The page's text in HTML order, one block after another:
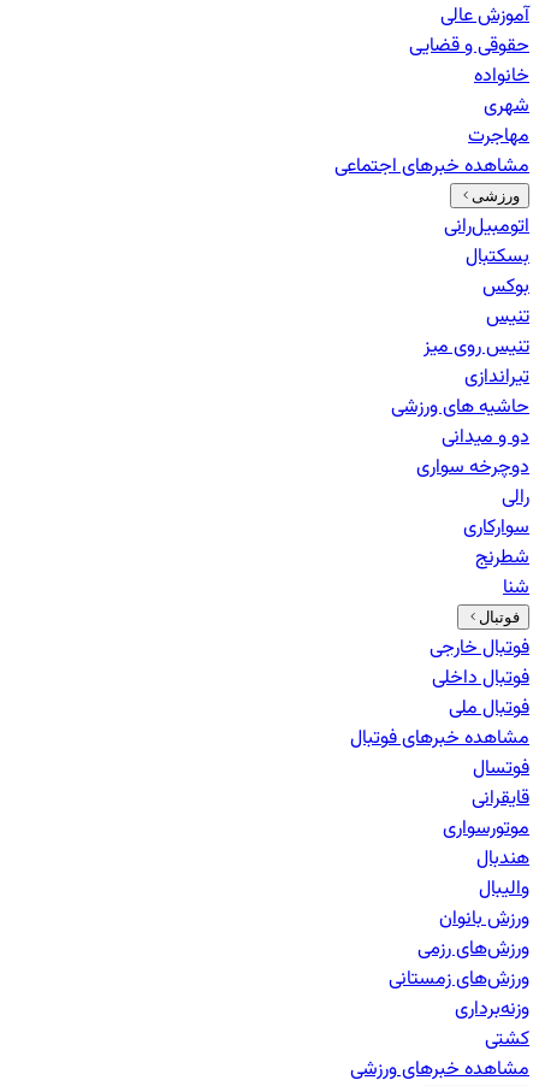
آموزش عالی
حقوقی و قضایی
خانواده
شهری
مهاجرت
مشاهده خبرهایاجتماعی
ورزشی
اتومبیل‌رانی
بسکتبال
بوکس
تنیس
تنیس روی میز
تیراندازی
حاشیه های ورزشی
دو و میدانی
دوچرخه سواری
رالی
سوارکاری
شطرنج
شنا
فوتبال
فوتبال خارجی
فوتبال داخلی
فوتبال ملی
مشاهده خبرهایفوتبال
فوتسال
قایقرانی
موتورسواری
هندبال
والیبال
ورزش بانوان
ورزش‌های رزمی
ورزش‌های زمستانی
وزنه‌برداری
کشتی
مشاهده خبرهایورزشی